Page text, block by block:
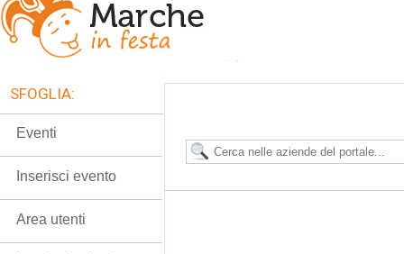
SFOGLIA:
Eventi
Inserisci evento
Area utenti